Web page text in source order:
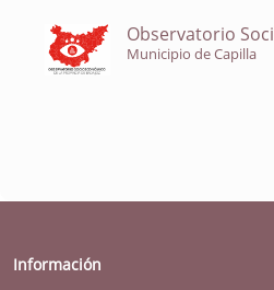
Observatorio
Municipio de Capilla
Información